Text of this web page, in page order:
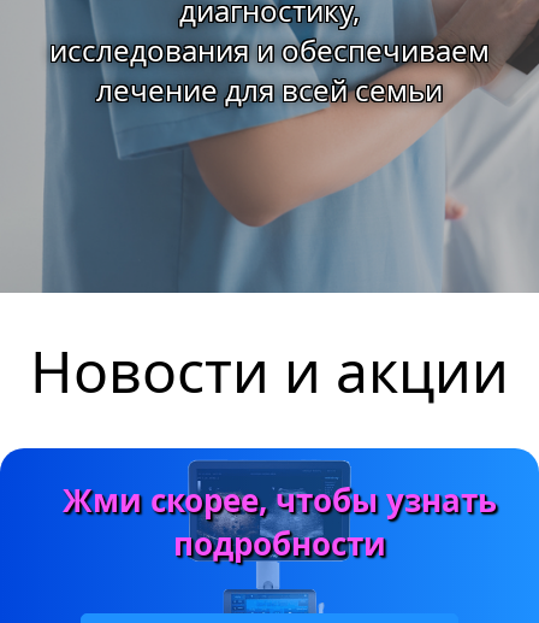
диагностику,
исследования и обеспечиваем
лечение для всей семьи
Новости и акции
Жми скорее, чтобы узнать
подробности